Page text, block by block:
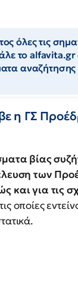
όλες τις
το
αναζήτησης
η ΓΣ
βίας
των
και για τις
οποίες